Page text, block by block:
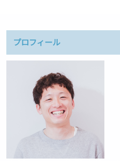
プロフィール